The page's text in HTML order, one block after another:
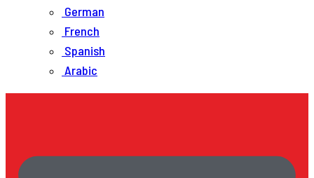
German
French
Spanish
Arabic